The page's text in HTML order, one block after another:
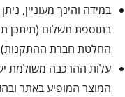
במידה והינך מעוניין,
בתוספת תשלום (תיתכן
החלטת חברת
עלות ההרכבה משולמת
המוצר המופיע באתר